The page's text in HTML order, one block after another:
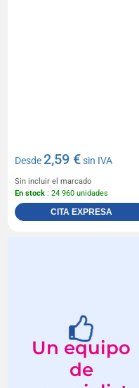
Desde2,59 €sin IVA
Sin incluir el marcado
En stock : 24 960 unidades
CITA EXPRESA
Un equipo
de